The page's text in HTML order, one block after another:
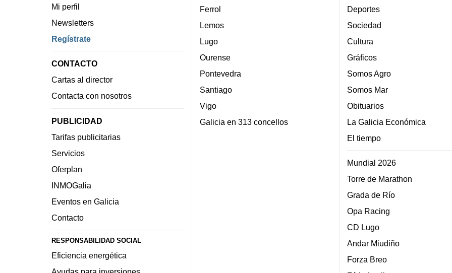
Mi perfil
Newsletters
Regístrate
CONTACTO
Cartas al director
Contacta con nosotros
PUBLICIDAD
Tarifas publicitarias
Servicios
Oferplan
INMOGalia
Eventos en Galicia
Contacto
RESPONSABILIDAD SOCIAL
Eficiencia energética
Ferrol
Lemos
Lugo
Ourense
Pontevedra
Santiago
Vigo
Galicia en 313 concellos
Deportes
Sociedad
Cultura
Gráficos
Somos Agro
Somos Mar
Obituarios
La Galicia Económica
El tiempo
Mundial 2026
Torre de Marathon
Grada de Río
Opa Racing
CD Lugo
Andar Miudiño
Forza Breo